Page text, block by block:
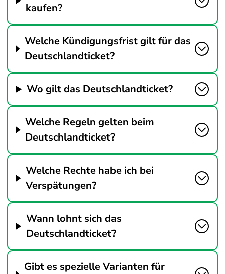
kaufen?
Welche Kündigungsfrist gilt für das
Deutschlandticket?
Wo gilt das Deutschlandticket?
Welche Regeln gelten beim
Deutschlandticket?
Welche Rechte habe ich bei
Verspätungen?
Wann lohnt sich das
Deutschlandticket?
Gibt es spezielle Varianten für